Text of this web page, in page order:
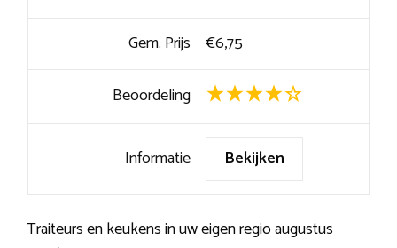
Gem. Prijs €6,75
Beoordeling
Informatie Bekijken
Traiteurs en keukens in uw eigen regio augustus